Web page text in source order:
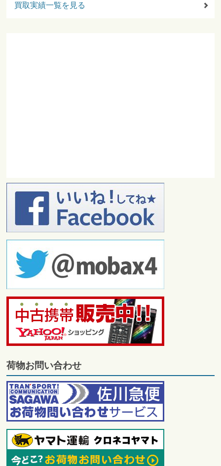
買取実績一覧を見る
荷物お問い合わせ